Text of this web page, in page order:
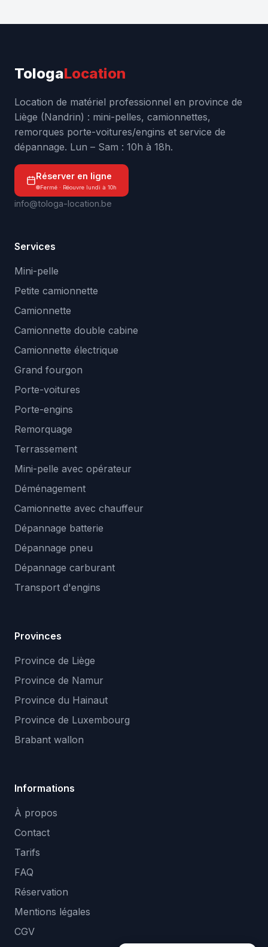
TologaLocation
Location de matériel professionnel en province de
Liège (Nandrin) : mini-pelles, camionnettes,
remorques porte-voitures/engins et service de
dépannage. Lun – Sam : 10h à 18h.
Réserver en ligne
Fermé · Réouvre lundi à 10h
info@tologa-location.be
Services
Mini-pelle
Petite camionnette
Camionnette
Camionnette double cabine
Camionnette électrique
Grand fourgon
Porte-voitures
Porte-engins
Remorquage
Terrassement
Mini-pelle avec opérateur
Déménagement
Camionnette avec chauffeur
Dépannage batterie
Dépannage pneu
Dépannage carburant
Transport d'engins
Provinces
Province de Liège
Province de Namur
Province du Hainaut
Province de Luxembourg
Brabant wallon
Informations
À propos
Contact
Tarifs
FAQ
Réservation
Mentions légales
CGV